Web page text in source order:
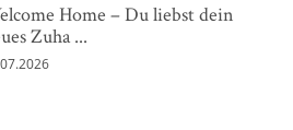
Home – Du liebst dein
Zuha ...